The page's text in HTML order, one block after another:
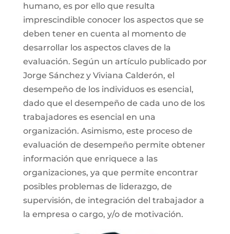
humano, es por ello que resulta
imprescindible conocer los aspectos que se
deben tener en cuenta al momento de
desarrollar los aspectos claves de la
evaluación. Según un artículo publicado por
Jorge Sánchez y Viviana Calderón, el
desempeño de los individuos es esencial,
dado que el desempeño de cada uno de los
trabajadores es esencial en una
organización. Asimismo, este proceso de
evaluación de desempeño permite obtener
información que enriquece a las
organizaciones, ya que permite encontrar
posibles problemas de liderazgo, de
supervisión, de integración del trabajador a
la empresa o cargo, y/o de motivación.